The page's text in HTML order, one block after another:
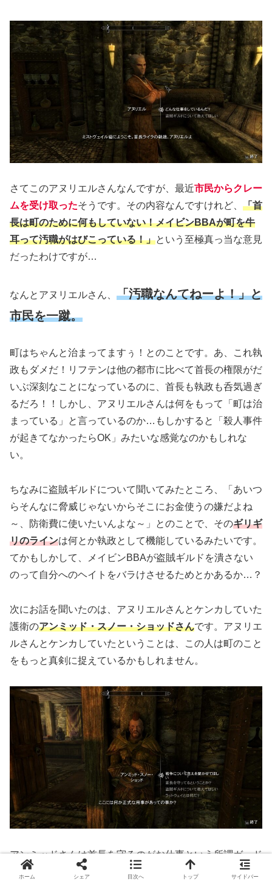
さてこのアヌリエルさんなんですが、最近市民からクレー
ムを受け取ったそうです。その内容なんですけれど、 「首
長は町のために何もしていない！メイビンBBAが町を牛
耳って汚職がはびこっている！」という至極真っ当な意見
だったわけですが…
なんとアヌリエルさん、 「汚職なんてねーよ！」と
市民を一蹴。
町はちゃんと治まってますぅ！とのことです。あ、これ執
政もダメだ！リフテンは他の都市に比べて首長の権限がだ
いぶ深刻なことになっているのに、首長も執政も呑気過ぎ
るだろ！！しかし、アヌリエルさんは何をもって「町は治
まっている」と言っているのか…もしかすると「殺人事件
が起きてなかったらOK」みたいな感覚なのかもしれな
い。
ちなみに盗賊ギルドについて聞いてみたところ、「あいつ
らそんなに脅威じゃないからそこにお金使うの嫌だよね
～、防衛費に使いたいんよな～」とのことで、そのギリギ
リのラインは何とか執政として機能しているみたいです。
てかもしかして、メイビンBBAが盗賊ギルドを潰さない
のって自分へのヘイトをバラけさせるためとかあるか…？
次にお話を聞いたのは、アヌリエルさんとケンカしていた
護衛のアンミッド・スノー・ショッドさんです。アヌリエ
ルさんとケンカしていたということは、この人は町のこと
をもっと真剣に捉えているかもしれません。
アンミッドさんは首長を守るのがお仕事という所謂ガード
マン的な人のようです。ところが、今まで何度も
首長の
ホーム シェア 目次へ トップ サイドバー